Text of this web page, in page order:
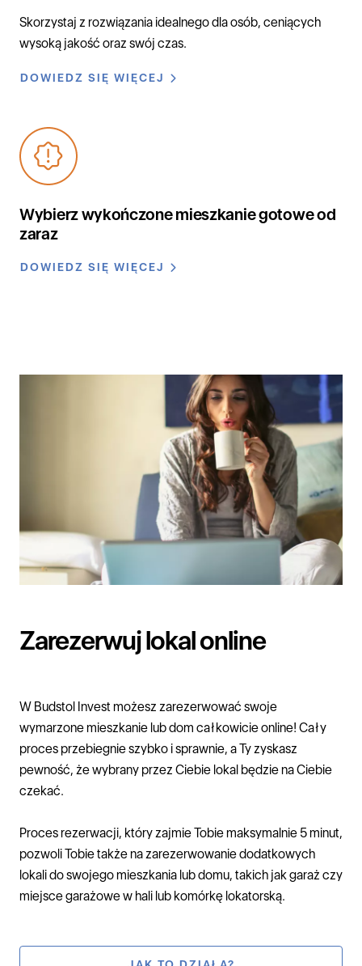
Skorzystaj z rozwiązania idealnego dla osób, ceniących
wysoką jakość oraz swój czas.
DOWIEDZ SIĘ WIĘCEJ
Wybierz wykończone mieszkanie gotowe od
zaraz
DOWIEDZ SIĘ WIĘCEJ
Zarezerwuj lokal online
W Budstol Invest możesz zarezerwować swoje
wymarzonemieszkanie lubdom całkowicie online! Cały
proces przebiegnie szybko i sprawnie, a Ty zyskasz
pewność, że wybrany przez Ciebie lokal będzie na Ciebie
czekać.
Proces rezerwacji, który zajmie Tobie maksymalnie 5 minut,
pozwoli Tobie także na zarezerwowanie dodatkowych
lokali do swojego mieszkania lub domu, takich jak garaż czy
miejsce garażowe w hali lub komórkę lokatorską.